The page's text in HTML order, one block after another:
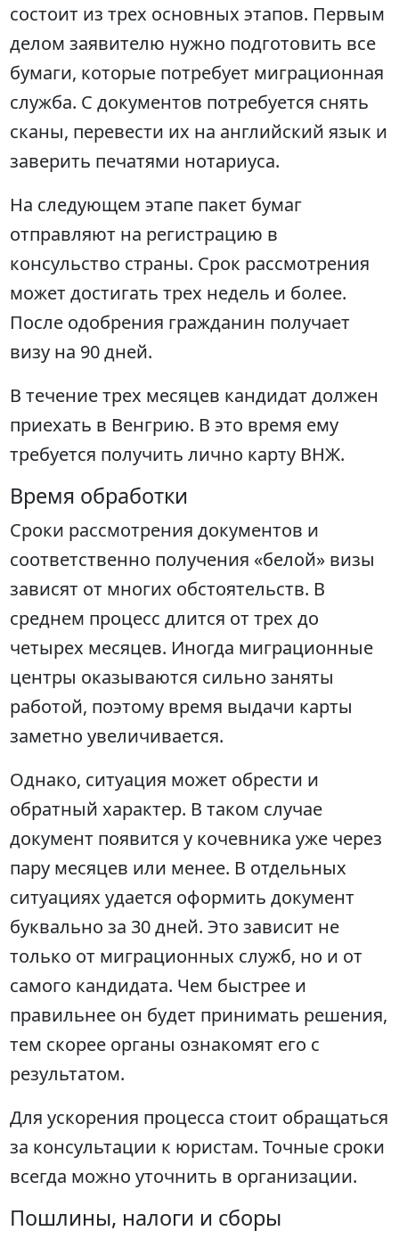
состоит из трех основных этапов. Первым
делом заявителю нужно подготовить все
бумаги, которые потребует миграционная
служба. С документов потребуется снять
сканы, перевести их на английский язык и
заверить печатями нотариуса.
На следующем этапе пакет бумаг
отправляют на регистрацию в
консульство страны. Срок рассмотрения
может достигать трех недель и более.
После одобрения гражданин получает
визу на 90 дней.
В течение трех месяцев кандидат должен
приехать в Венгрию. В это время ему
требуется получить лично карту ВНЖ.
Время обработки
Сроки рассмотрения документов и
соответственно получения «белой» визы
зависят от многих обстоятельств. В
среднем процесс длится от трех до
четырех месяцев. Иногда миграционные
центры оказываются сильно заняты
работой, поэтому время выдачи карты
заметно увеличивается.
Однако, ситуация может обрести и
обратный характер. В таком случае
документ появится у кочевника уже через
пару месяцев или менее. В отдельных
ситуациях удается оформить документ
буквально за 30 дней. Это зависит не
только от миграционных служб, но и от
самого кандидата. Чем быстрее и
правильнее он будет принимать решения,
тем скорее органы ознакомят его с
результатом.
Для ускорения процесса стоит обращаться
за консультации к юристам. Точные сроки
всегда можно уточнить в организации.
Пошлины, налоги и сборы